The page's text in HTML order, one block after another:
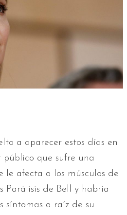
a aparecer estos días en
público que sufre una
le afecta a los músculos de
Parálisis de Bell y habría
síntomas a raíz de su